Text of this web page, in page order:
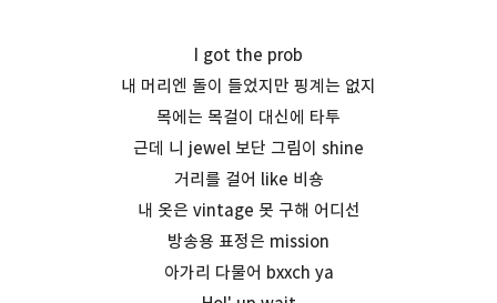
I got the prob
내 머리엔 돌이 들었지만 핑계는 없지
목에는 목걸이 대신에 타투
근데 니 jewel 보단 그림이 shine
거리를 걸어 like 비숑
내 옷은 vintage 못 구해 어디선
방송용 표정은 mission
아가리 다물어 bxxch ya